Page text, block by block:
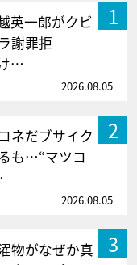
1
英一郎がクビ
謝罪拒
…
2026.08.05
2
ネだブサイク
も…“マツコ
2026.08.05
3
物がなぜか真